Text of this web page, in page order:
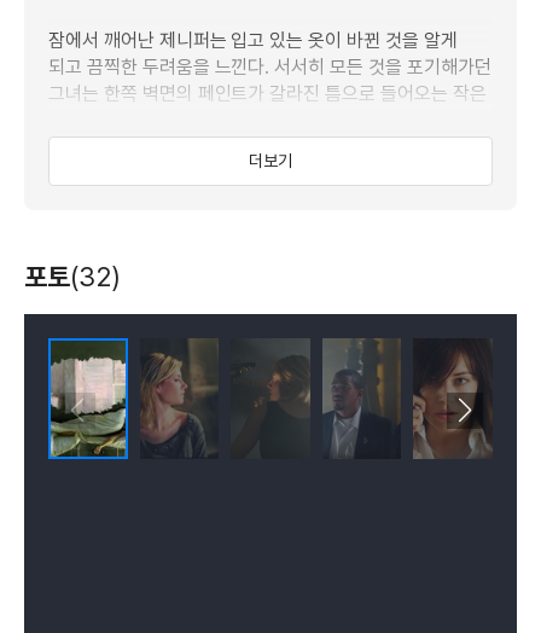
잠에서 깨어난 제니퍼는 입고 있는 옷이 바뀐 것을 알게
되고 끔찍한 두려움을 느낀다. 서서히 모든 것을 포기해가던
그녀는 한쪽 벽면의 페인트가 갈라진 틈으로 들어오는 작은
하나 더 존재함을 알게 된다. 제니퍼는 잠시 놓았던 희망을
가져보려 하지만, 어느덧 그녀에게 마지막 네번째 사물함의
더보기
포토(32)